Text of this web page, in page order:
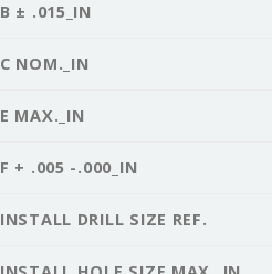
B ± .015_IN
C NOM._IN
E MAX._IN
F + .005 -.000_IN
INSTALL DRILL SIZE REF.